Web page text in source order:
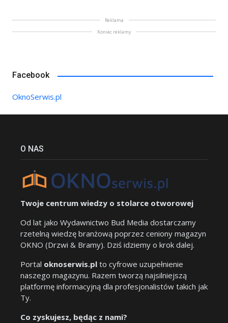
Reklama
Koniec reklamy
Facebook
OknoSerwis.pl
O NAS
Twoje centrum wiedzy o stolarce otworowej
Od lat jako Wydawnictwo Bud Media dostarczamy
rzetelną wiedzę branżową poprzez ceniony magazyn
OKNO (Drzwi & Bramy). Dziś idziemy o krok dalej.
Portal oknoserwis.pl to cyfrowe uzupełnienie
naszego magazynu. Razem tworzą najsilniejszą
platformę informacyjną dla profesjonalistów takich jak
Ty.
Co zyskujesz, będąc z nami?